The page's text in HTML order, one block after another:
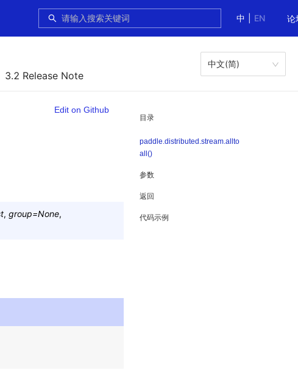
中
EN 论
3.2 Release Note
中文(简)
目录
paddle.distributed.stream.allto
all()
参数
返回
代码示例
Edit on Github
, group=None,